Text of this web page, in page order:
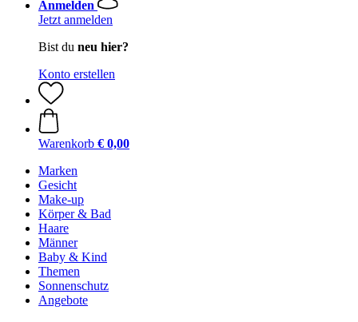
Anmelden
Jetzt anmelden
Bist du neu hier?
Konto erstellen
Warenkorb € 0,00
Marken
Gesicht
Make-up
Körper & Bad
Haare
Männer
Baby & Kind
Themen
Sonnenschutz
Angebote